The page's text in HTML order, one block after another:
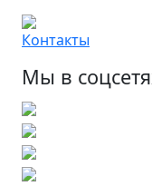
Контакты
Мы в